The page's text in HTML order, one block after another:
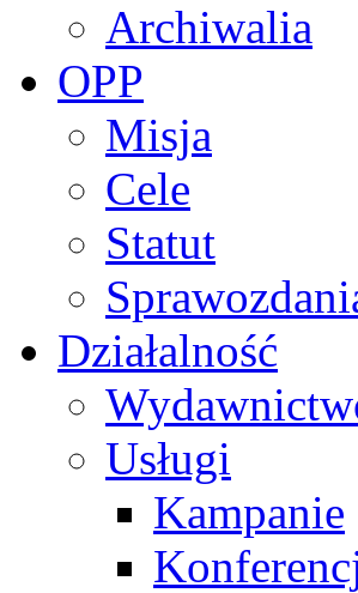
Archiwalia
OPP
Misja
Cele
Statut
Działalność
Usługi
Kampanie